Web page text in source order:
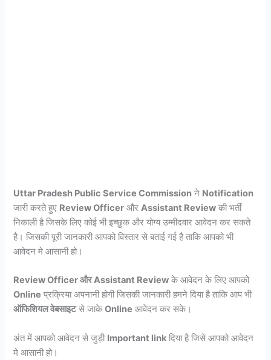
Uttar Pradesh Public Service Commission ने Notification
जारी करते हुए Review Officer औरAssistant Review की भर्ती
निकाली है जिसके लिए कोई भी इच्छुक और योग्य उम्मीदवार आवेदन कर सकते
है। जिसकी पूरी जानकारी आपको विस्तार से बताई गई है ताकि आपको भी
आवेदन मे आसानी हो।
Review Officer और Assistant Review के आवेदन के लिए आपको
Online प्रक्रिया अपनानी होगी जिसकी जानकारी हमने दिया है ताकि आप भी
ऑफिशियल वेबसाइटसे जाकेOnline आवेदन कर सके।
अंत में आपको आवेदन से जुड़ी Important link दिया है जिसे आपको आवेदन
मे आसानी हो।